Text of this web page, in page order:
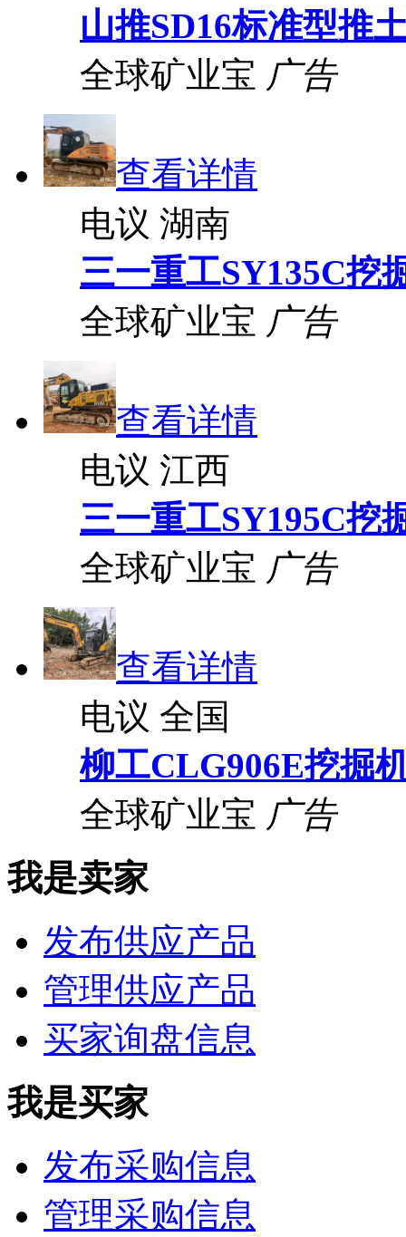
山推SD16标准型推
全球矿业宝 广告
查看详情
电议 湖南
三一重工SY135C挖
全球矿业宝 广告
查看详情
电议 江西
三一重工SY195C挖
全球矿业宝 广告
查看详情
电议 全国
柳工CLG906E挖掘
全球矿业宝 广告
我是卖家
发布供应产品
管理供应产品
买家询盘信息
我是买家
发布采购信息
管理采购信息